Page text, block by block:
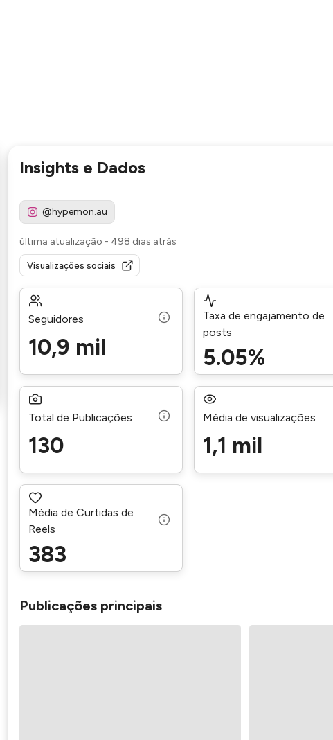
Insights e Dados
@hypemon.au
última atualização - 498 dias atrás
Visualizações sociais
Seguidores
10,9 mil
Taxa de engajamento de
posts
5.05%
Total de Publicações
130
Média de visualizações
1,1 mil
Média de Curtidas de
Reels
383
Publicações principais